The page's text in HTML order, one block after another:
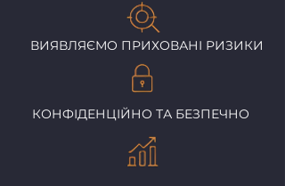
ВИЯВЛЯЄМО ПРИХОВАНІ РИЗИКИ
КОНФІДЕНЦІЙНО ТА БЕЗПЕЧНО